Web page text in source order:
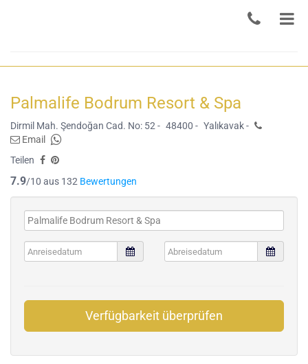
Palmalife Bodrum Resort & Spa
Dirmil Mah. Şendoğan Cad. No: 52 - 48400 - Yalıkavak -
Email
Teilen
7.9/10 aus 132 Bewertungen
Verfügbarkeit überprüfen